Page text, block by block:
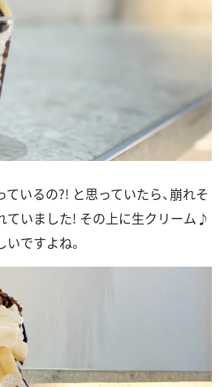
いるの?! と思っていたら、崩れそ
ていました! その上に生クリーム♪
ですよね。